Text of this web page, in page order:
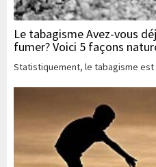
Le tabagisme Avez-vous
fumer? Voici 5 façons
Statistiquement, le tabagisme est